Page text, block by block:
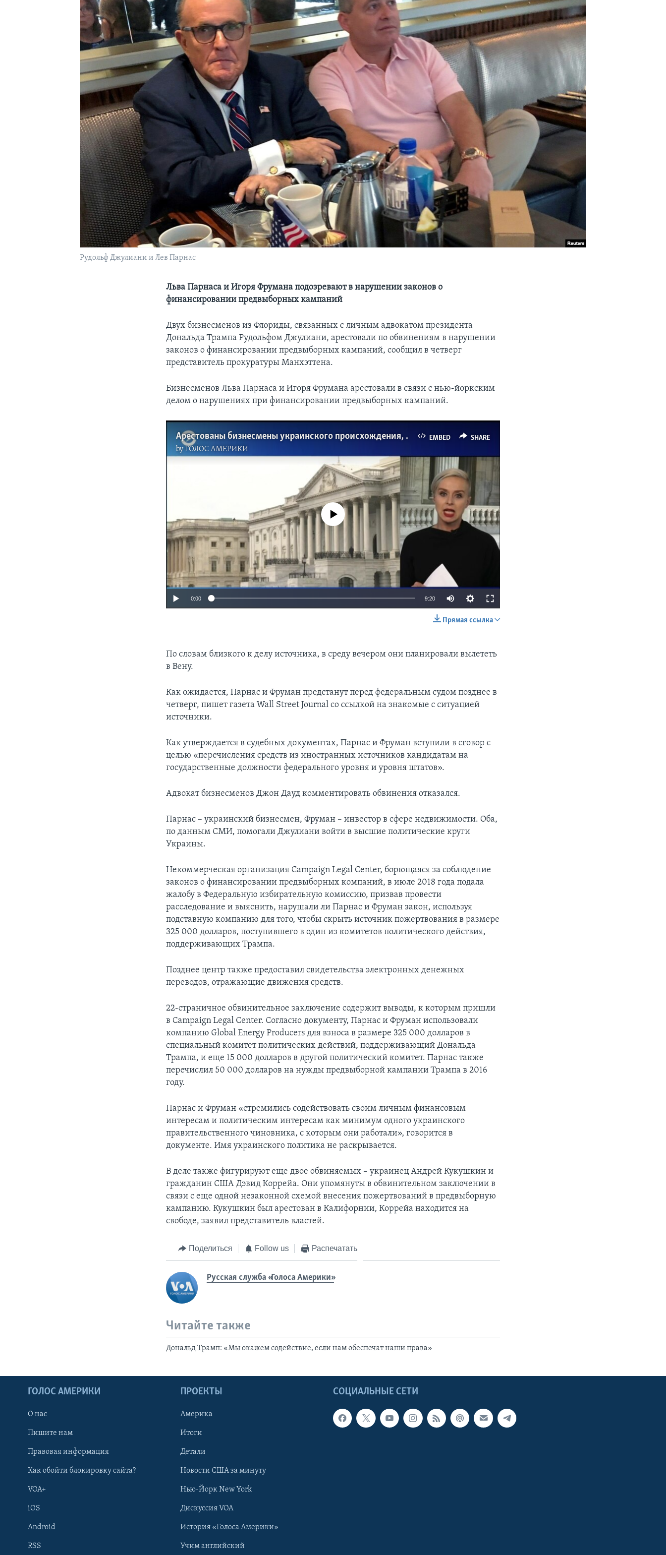
Рудольф Джулиани и Лев Парнас
Льва Парнаса и Игоря Фрумана подозревают в нарушении законов о
финансировании предвыборных кампаний
Двух бизнесменов из Флориды, связанных с личным адвокатом президента
Дональда Трампа Рудольфом Джулиани, арестовали по обвинениям в нарушении
законов о финансировании предвыборных кампаний, сообщил в четверг
представитель прокуратуры Манхэттена.
Бизнесменов Льва Парнаса и Игоря Фрумана арестовали в связи с нью-йоркским
делом о нарушениях при финансировании предвыборных кампаний.
EMBED SHARE
Арестованы бизнесмены украинского происхождения, связанные с адвокатом Трампа
byГОЛОС АМЕРИКИ
No media source currently available
0:00 9:20
Прямая ссылка
По словам близкого к делу источника, в среду вечером они планировали вылететь
в Вену.
Как ожидается, Парнас и Фруман предстанут перед федеральным судом позднее в
четверг, пишет газета Wall Street Journal со ссылкой на знакомые с ситуацией
источники.
Как утверждается в судебных документах, Парнас и Фруман вступили в сговор с
целью «перечисления средств из иностранных источников кандидатам на
государственные должности федерального уровня и уровня штатов».
Адвокат бизнесменов Джон Дауд комментировать обвинения отказался.
Парнас – украинский бизнесмен, Фруман – инвестор в сфере недвижимости. Оба,
по данным СМИ, помогали Джулиани войти в высшие политические круги
Украины.
Некоммерческая организация Campaign Legal Center, борющаяся за соблюдение
законов о финансировании предвыборных компаний, в июле 2018 года подала
жалобу в Федеральную избирательную комиссию, призвав провести
расследование и выяснить, нарушали ли Парнас и Фруман закон, используя
подставную компанию для того, чтобы скрыть источник пожертвования в размере
325 000 долларов, поступившего в один из комитетов политического действия,
поддерживающих Трампа.
Позднее центр также предоставил свидетельства электронных денежных
переводов, отражающие движения средств.
22-страничное обвинительное заключение содержит выводы, к которым пришли
в Campaign Legal Center. Согласно документу, Парнас и Фруман использовали
компанию Global Energy Producers для взноса в размере 325 000 долларов в
специальный комитет политических действий, поддерживающий Дональда
Трампа, и еще 15 000 долларов в другой политический комитет. Парнас также
перечислил 50 000 долларов на нужды предвыборной кампании Трампа в 2016
году.
Парнас и Фруман «стремились содействовать своим личным финансовым
интересам и политическим интересам как минимум одного украинского
правительственного чиновника, с которым они работали», говорится в
документе. Имя украинского политика не раскрывается.
В деле также фигурируют еще двое обвиняемых – украинец Андрей Кукушкин и
гражданин США Дэвид Коррейа. Они упомянуты в обвинительном заключении в
связи с еще одной незаконной схемой внесения пожертвований в предвыборную
кампанию. Кукушкин был арестован в Калифорнии, Коррейа находится на
свободе, заявил представитель властей.
Поделиться Follow us Распечатать
Русская служба «Голоса Америки»
Читайте также
Дональд Трамп: «Мы окажем содействие, если нам обеспечат наши права»
СОЦИАЛЬНЫЕ СЕТИ
ГОЛОС АМЕРИКИ
О нас
Пишите нам
Правовая информация
Как обойти блокировку сайта?
VOA+
iOS
Android
RSS
ПРОЕКТЫ
Америка
Итоги
Детали
Новости США за минуту
Нью-Йорк New York
Дискуссия VOA
История «Голоса Америки»
Учим английский